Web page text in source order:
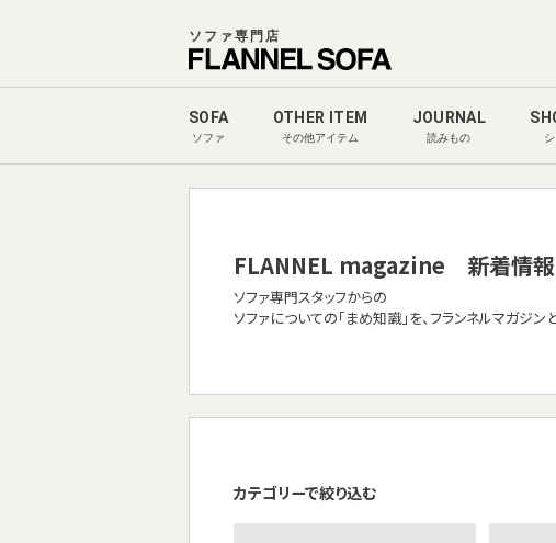
ソファ専門店
SOFA
ソファ
OTHER ITEM
その他アイテム
JOURNAL
読みもの
FLANNEL magazine 新着情報
ソファ専門スタッフからの
ソファについての「まめ知識」を、フランネルマガジン
カテゴリーで絞り込む